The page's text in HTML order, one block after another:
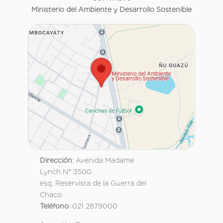
Ministerio del Ambiente y Desarrollo Sostenible
Dirección: Avenida Madame
Lynch N° 3500.
esq. Reservista de la Guerra del
Chaco.
Teléfono: 021 2879000